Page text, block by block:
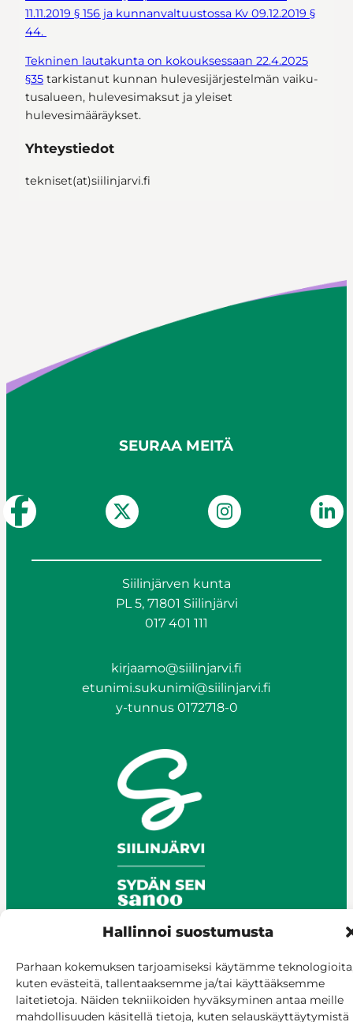
Hallinnoi suostumusta
Parhaan kokemuksen tarjoamiseksi käytämme
kuten evästeitä, tallentaaksemme ja/tai käyttääksemme
laitetietoja. Näiden tekniikoiden hyväksyminen antaa meille
mahdollisuuden käsitellä tietoja, kuten selauskäyttäytymistä
11.11.2019 § 156 ja kunnanvaltuustossa Kv 09.12.2019 §
44.
Tekninen lautakunta on kokouksessaan 22.4.2025
§35 tarkistanut kunnan hulevesijärjestelmän vai­ku­
tus­alu­een, hulevesimaksut ja yleiset
hulevesimääräykset.
Yhteystiedot
tekniset(at)siilinjarvi.fi
SEURAA MEITÄ
Siilinjärven kunta
PL 5, 71801 Siilinjärvi
017 401 111
kirjaamo@siilinjarvi.fi
etunimi.sukunimi@siilinjarvi.fi
y-tunnus 0172718-0
© Siilinjärvi 2025
Anna palautetta
Asioi verkossa